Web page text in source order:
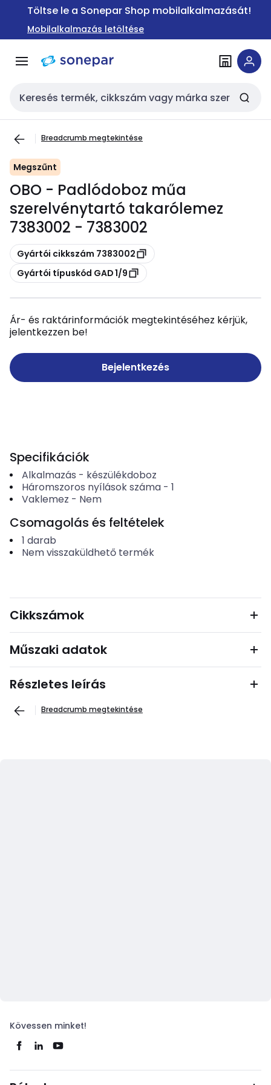
Ugrás a
Ugrás a
tartalomra
Töltse le a Sonepar Shop mobilalkalmazását!
Mobilalkalmazás letöltése
Keresési bemenet
Breadcrumb megtekintése
Megszűnt
OBO - Padlódoboz műa
szerelvénytartó takarólemez
7383002 - 7383002
Másolás
Gyártói cikkszám 7383002
Másolás
Gyártói típuskód GAD 1/9
Ár- és raktárinformációk megtekintéséhez kérjük,
jelentkezzen be!
Bejelentkezés
Specifikációk
Alkalmazás - készülékdoboz
Háromszoros nyílások száma- 1
Vaklemez - Nem
Csomagolás és feltételek
1 darab
Nem visszaküldhető termék
Cikkszámok
Műszaki adatok
Részletes leírás
Breadcrumb megtekintése
Kövessen minket!